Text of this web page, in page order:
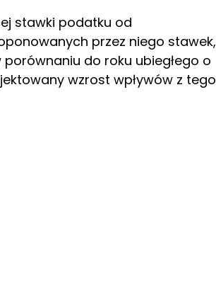
stawki podatku od
przez niego stawek,
do roku ubiegłego o
wzrost wpływów z tego